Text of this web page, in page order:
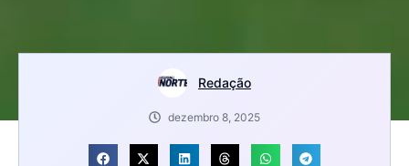
Redação
dezembro 8, 2025